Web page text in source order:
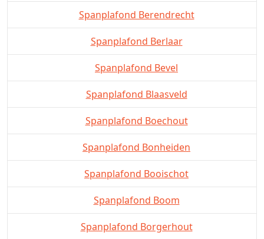
Spanplafond Berendrecht
Spanplafond Berlaar
Spanplafond Bevel
Spanplafond Blaasveld
Spanplafond Boechout
Spanplafond Bonheiden
Spanplafond Booischot
Spanplafond Boom
Spanplafond Borgerhout